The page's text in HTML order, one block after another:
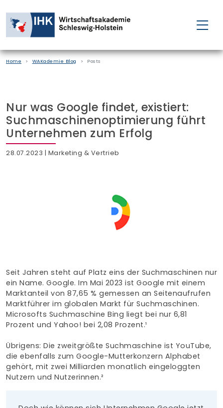
FÜR EINZELPERSONEN
FÜR UNTERNEHMEN
WAKADEMIE
Home WAKademie Blog Posts
Nur was Google findet, existiert:
Suchmaschinenoptimierung führt
Unternehmen zum Erfolg
28.07.2023 | Marketing & Vertrieb
Seit Jahren steht auf Platz eins der Suchmaschinen nur
ein Name. Google. Im Mai 2023 ist Google mit einem
Marktanteil von 87,65 % gemessen an Seitenaufrufen
Marktführer im globalen Markt für Suchmaschinen.
Microsofts Suchmaschine Bing liegt bei nur 6,81
Prozent und Yahoo! bei 2,08 Prozent.¹
Übrigens: Die zweitgrößte Suchmaschine ist YouTube,
die ebenfalls zum Google-Mutterkonzern Alphabet
gehört, mit zwei Milliarden monatlich eingeloggten
Nutzern und Nutzerinnen.²